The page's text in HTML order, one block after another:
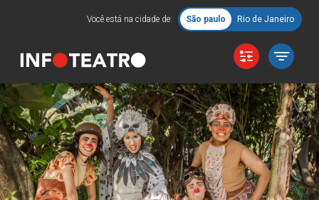
Você está na cidade de: São paulo Rio de Janeiro